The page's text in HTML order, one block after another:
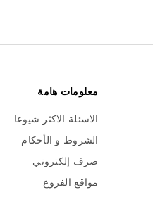
معلومات هامة
الاسئلة الاكثر شيوعا
الشروط و الأحكام
صرف إلكتروني
مواقع الفروع